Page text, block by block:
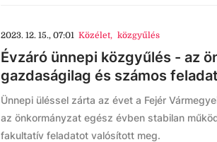
2023. 12. 15., 07:01 Közélet, közgyűlés
Évzáró ünnepi közgyűlés - az
gazdaságilag és számos
Ünnepi üléssel zárta az évet a Fejér
az önkormányzat egész évben stabilan
fakultatív feladatot valósított meg.